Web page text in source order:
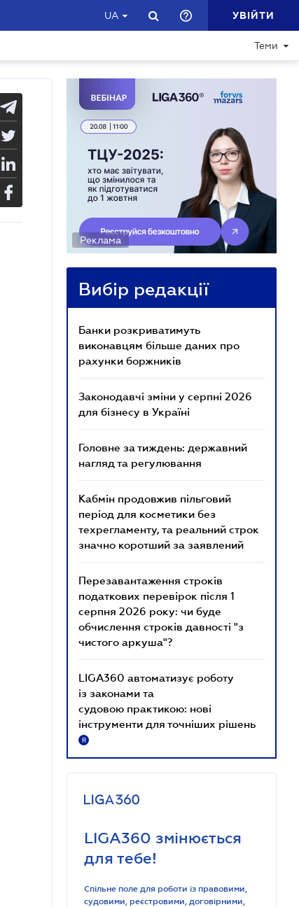
UA УВІЙТИ
Теми
Реклама
Вибір редакції
Банки розкриватимуть
виконавцям більше даних про
рахунки боржників
Законодавчі зміни у серпні 2026
для бізнесу в Україні
Головне за тиждень: державний
нагляд та регулювання
Кабмін продовжив пільговий
період для косметики без
техрегламенту, та реальний строк
значно коротший за заявлений
Перезавантаження строків
податкових перевірок після 1
серпня 2026 року: чи буде
обчислення строків давності "з
чистого аркуша"?
LIGA360 автоматизує роботу
із законами та
судовою практикою: нові
інструменти для точніших рішень
R
LIGA360 змінюється
для тебе!
Спільне поле для роботи із правовими,
судовими, реєстровими, договірними,